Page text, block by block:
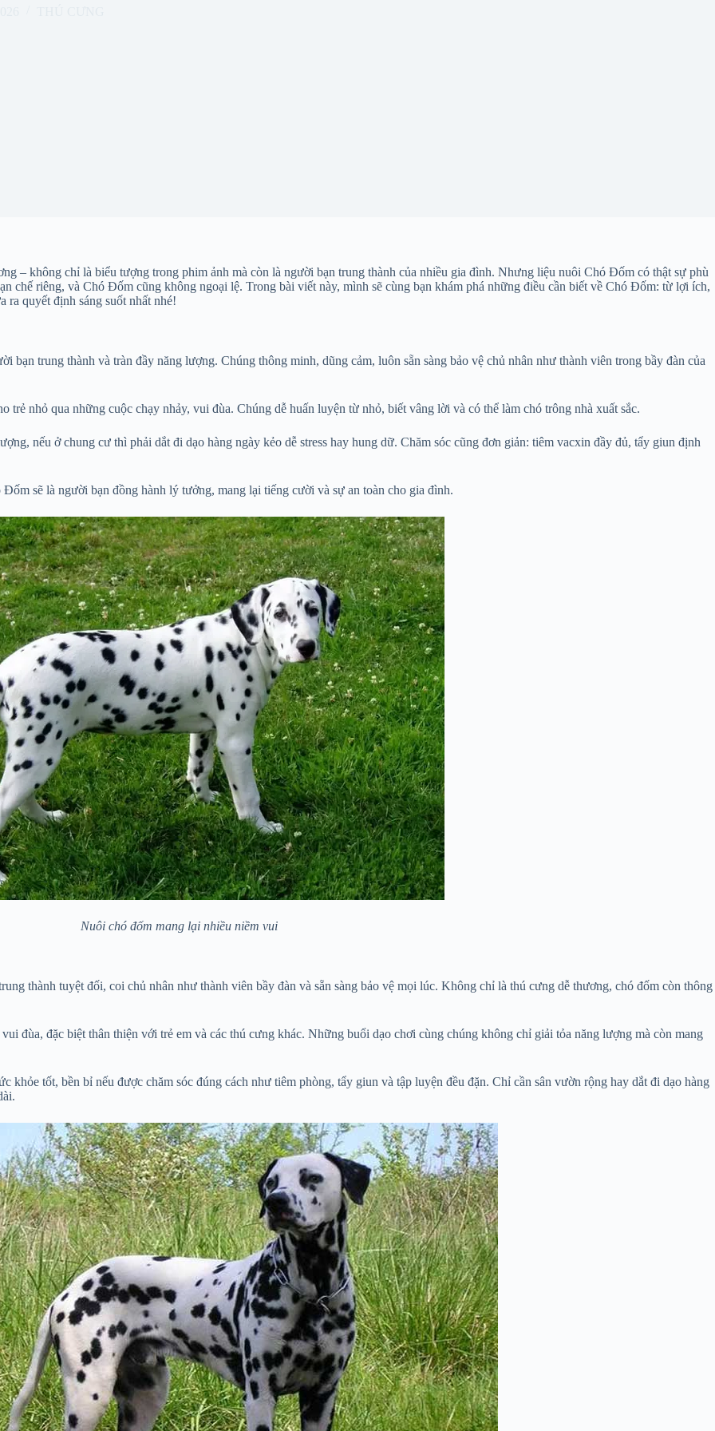
– không chỉ là biểu tượng trong phim ảnh mà còn là người bạn trung thành của nhiều gia đình. Nhưng liệu nuôi Chó Đốm có thật sự phù
chế riêng, và Chó Đốm cũng không ngoại lệ. Trong bài viết này, mình sẽ cùng bạn khám phá những điều cần biết về Chó Đốm: từ lợi ích,
ra quyết định sáng suốt nhất nhé!
trung thành và tràn đầy năng lượng. Chúng thông minh, dũng cảm, luôn sẵn sàng bảo vệ chủ nhân như thành viên trong bầy đàn của
nhỏ qua những cuộc chạy nhảy, vui đùa. Chúng dễ huấn luyện từ nhỏ, biết vâng lời và có thể làm chó trông nhà xuất sắc.
nếu ở chung cư thì phải dắt đi dạo hàng ngày kẻo dễ stress hay hung dữ. Chăm sóc cũng đơn giản: tiêm vacxin đầy đủ, tẩy giun định
sẽ là người bạn đồng hành lý tưởng, mang lại tiếng cười và sự an toàn cho gia đình.
Nuôi chó đốm mang lại nhiều niềm vui
thành tuyệt đối, coi chủ nhân như thành viên bầy đàn và sẵn sàng bảo vệ mọi lúc. Không chỉ là thú cưng dễ thương, chó đốm còn thông
đùa, đặc biệt thân thiện với trẻ em và các thú cưng khác. Những buổi dạo chơi cùng chúng không chỉ giải tỏa năng lượng mà còn mang
khỏe tốt, bền bỉ nếu được chăm sóc đúng cách như tiêm phòng, tẩy giun và tập luyện đều đặn. Chỉ cần sân vườn rộng hay dắt đi dạo hàng